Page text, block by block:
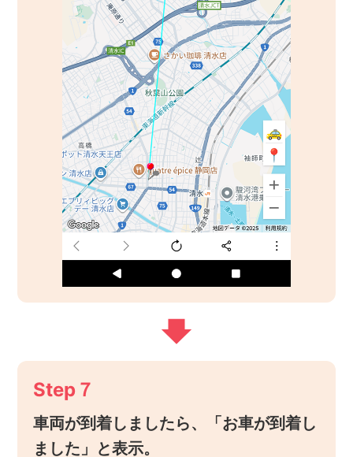
Step７
車両が到着しましたら、「お車が到着し
ました」と表示。